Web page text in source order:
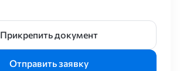
Прикрепить документ
Отправить заявку